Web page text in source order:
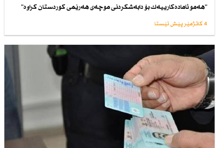
"هەمو ئامادەكارییەك بۆ دابەشكردنی موچەی هەرێمی كوردستان كراوە"
4 کاتژمێر پێش ئێستا